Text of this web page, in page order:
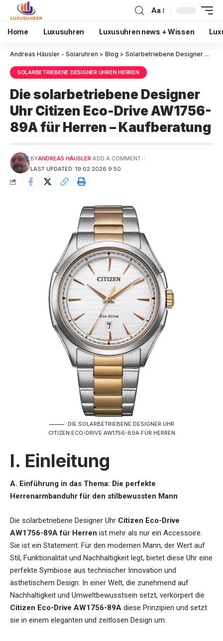
Aa
Home Luxusuhren Luxusuhren news + Wissen
Andreas Häusler - Solaruhren > Blog > Solarbetriebene Designer Uhren Herren
SOLARBETRIEBENE DESIGNER UHREN HERREN
Die solarbetriebene Designer
Uhr Citizen Eco-Drive AW1756-
89A für Herren – Kaufberatung
LAST UPDATED: 19.02.2026 9:50
BYANDREAS HÄUSLER ADD A COMMENT
DIE SOLARBETRIEBENE DESIGNER UHR
CITIZEN ECO-DRIVE AW1756-89A FÜR HERREN
I. Einleitung
A. Einführung in das Thema: Die perfekte
Herrenarmbanduhr für den stilbewussten Mann
Die solarbetriebene Designer Uhr Citizen Eco-Drive
AW1756-89A für Herren ist mehr als nur ein Accessoire.
Sie ist ein Statement. Für den modernen Mann, der Wert auf
Stil, Funktionalität und Nachhaltigkeit legt, bietet diese Uhr eine
perfekte Symbiose aus technischer Innovation und
ästhetischem Design. In einer Welt, die zunehmend auf
Nachhaltigkeit und Umweltbewusstsein setzt, verkörpert die
Citizen Eco-Drive AW1756-89A diese Prinzipien und setzt
sie in einem eleganten und zeitlosen Design um.